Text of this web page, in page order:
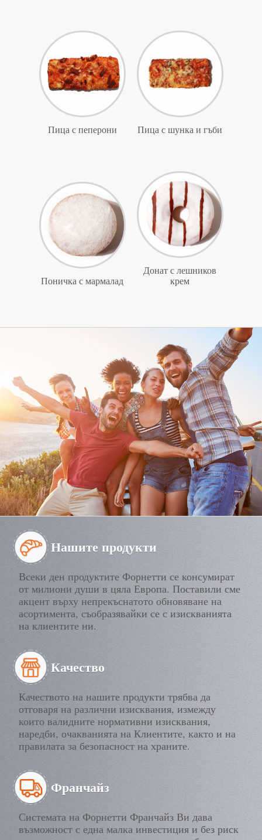
Пица с пеперони Пица с шунка и гъби
Поничка с мармалад
Донат с лешников
крем
Нашите продукти
Всеки ден продуктите Форнетти се консумират
от милиони души в цяла Европа. Поставили сме
акцент върху непрекъснатото обновяване на
асортимента, съобразявайки се с изискванията
на клиентите ни.
Качество
Качеството на нашите продукти трябва да
отговаря на различни изисквания, измежду
които валидните нормативни изисквания,
наредби, очакванията на Клиентите, както и на
правилата за безопасност на храните.
Франчайз
Системата на Форнетти Франчайз Ви дава
възможност с една малка инвестиция и без риск